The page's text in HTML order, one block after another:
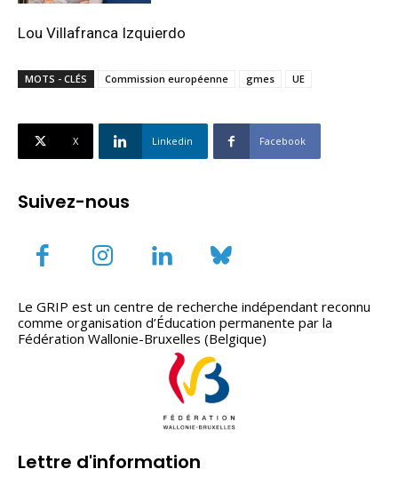
Lou Villafranca Izquierdo
MOTS - CLÉS Commission européenne gmes UE
X Linkedin Facebook
Suivez-nous
Le GRIP est un centre de recherche indépendant reconnu
comme organisation d’Éducation permanente par la
Fédération Wallonie-Bruxelles (Belgique)
Lettre d'information